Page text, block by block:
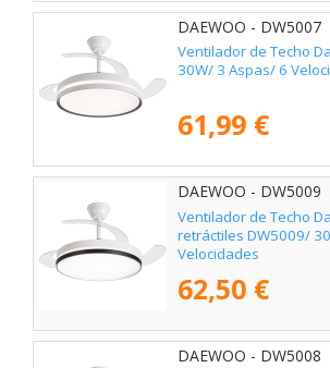
DAEWOO - DW5007
Ventilador de Techo
30W/ 3 Aspas/ 6
61,99 €
DAEWOO - DW5009
Ventilador de Techo
retráctiles DW5009/
Velocidades
62,50 €
DAEWOO - DW5008